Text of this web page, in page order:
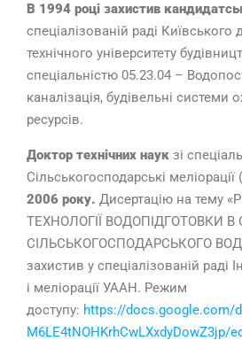
В 1994 році захистив
спеціалізованій раді Київського
технічного університету
спеціальністю 05.23.04 –
каналізація, будівельні системи
ресурсів.
Доктор технічних наук зі
Сільськогосподарські меліорації
2006 року. Дисертацію на тему
ТЕХНОЛОГІЇ ВОДОПІДГОТОВКИ
СІЛЬСЬКОГОСПОДАРСЬКОГО
захистив у спеціалізованій раді
і меліорації УААН. Режим
доступу: https://docs.google.com/
M6LE4tNOHKrhCwLXxdyDowZ3jp/